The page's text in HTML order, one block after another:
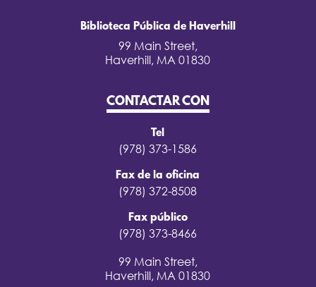
Biblioteca Pública de Haverhill
99 Main Street,
Haverhill, MA 01830
CONTACTAR CON
Tel
(978) 373-1586
Fax de la oficina
(978) 372-8508
Fax público
(978) 373-8466
99 Main Street,
Haverhill, MA 01830